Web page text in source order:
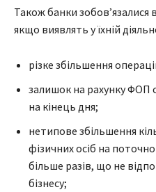
Також банки
якщо виявлять у їхній
різке збільшення
залишок на рахунку ФОП
на кінець дня;
нетипове збільшення
фізичних осіб на
більше разів, що не
бізнесу;